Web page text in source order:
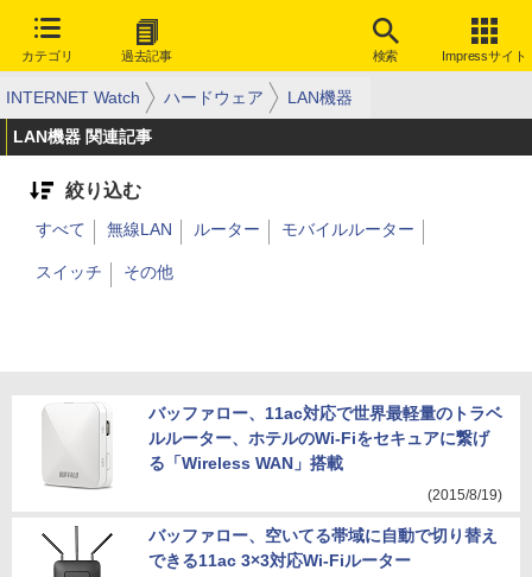
カテゴリ 過去記事 検索 Impressサイト
INTERNET Watch ハードウェア LAN機器
LAN機器 関連記事
絞り込む
すべて 無線LAN ルーター モバイルルーター
スイッチ その他
バッファロー、11ac対応で世界最軽量のトラベ
ルルーター、ホテルのWi-Fiをセキュアに繋げ
る「Wireless WAN」搭載
(2015/8/19)
バッファロー、空いてる帯域に自動で切り替え
できる11ac 3×3対応Wi-Fiルーター